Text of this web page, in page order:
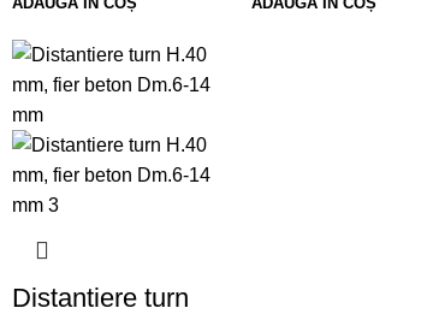
Distantiere turn